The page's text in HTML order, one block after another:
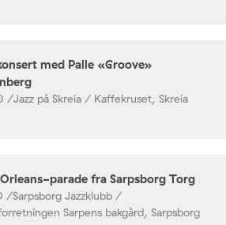
med Palle «Groove»
/Jazz på Skreia / Kaffekruset, Skreia
parade fra Sarpsborg Torg
/Sarpsborg Jazzklubb /
Sarpens bakgård, Sarpsborg